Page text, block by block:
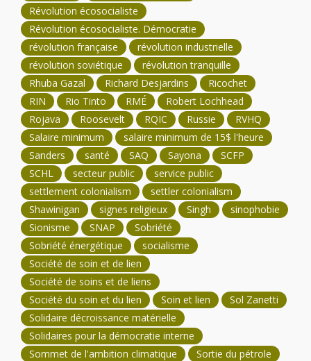
Révolution écosocialiste
Révolution écosocialiste. Démocratie
révolution française
révolution industrielle
révolution soviétique
révolution tranquille
Rhuba Gazal
Richard Desjardins
Ricochet
RIN
Rio Tinto RMÉ
Robert Lochhead
Rojava
Roosevelt RQIC Russie
RVHQ
Salaire minimum
salaire minimum de 15$ l'heure
Sanders
santé SAQ Sayona
SCFP
SCHL
secteur public
service public
settlement colonialism
settler colonialism
Shawinigan
signes religieux Singh
sinophobie
Sionisme
SNAP
Sobriété
Sobriété énergétique
socialisme
Société de soin et de lien
Société de soins et de liens
Société du soin et du lien
Soin et lien
Sol Zanetti
Solidaire décroissance matérielle
Solidaires pour la démocratie interne
Sommet de l'ambition climatique
Sortie du pétrole